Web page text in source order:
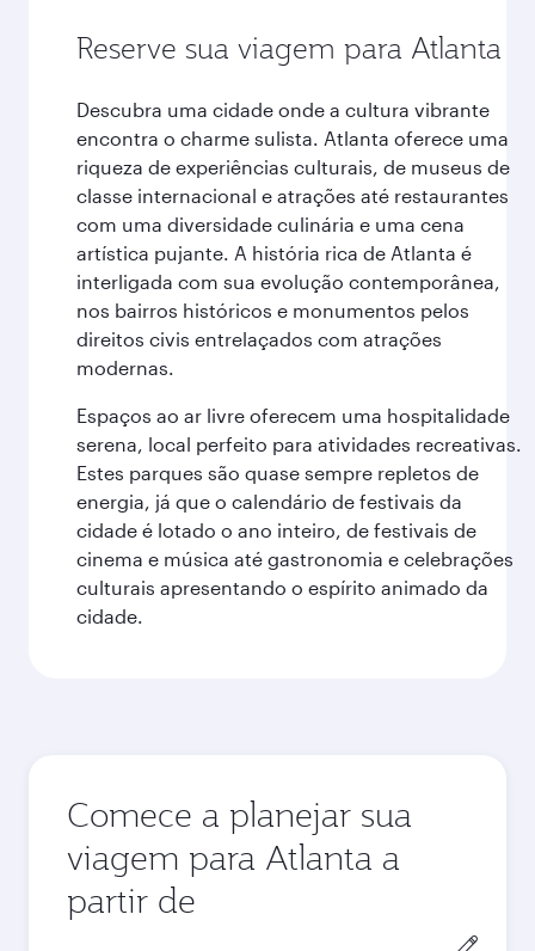
Reserve sua viagem para Atlanta
Descubra uma cidade onde a cultura vibrante
encontra o charme sulista. Atlanta oferece uma
riqueza de experiências culturais, de museus de
classe internacional e atrações até restaurantes
com uma diversidade culinária e uma cena
artística pujante. A história rica de Atlanta é
interligada com sua evolução contemporânea,
nos bairros históricos e monumentos pelos
direitos civis entrelaçados com atrações
modernas.
Espaços ao ar livre oferecem uma hospitalidade
serena, local perfeito para atividades recreativas.
Estes parques são quase sempre repletos de
energia, já que o calendário de festivais da
cidade é lotado o ano inteiro, de festivais de
cinema e música até gastronomia e celebrações
culturais apresentando o espírito animado da
cidade.
Comece a planejar sua
viagem para Atlanta a
partir de